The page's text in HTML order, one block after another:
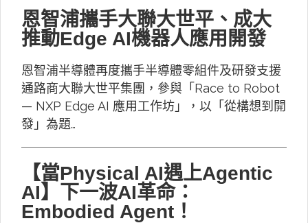
恩智浦攜手大聯大世平、成大
推動Edge AI機器人應用開發
恩智浦半導體再度攜手半導體零組件及研發支援
通路商大聯大世平集團，參與「Race to Robot
— NXP Edge AI 應用工作坊」，以「從構想到開
發」為題…
【當Physical AI遇上Agentic
AI】下一波AI革命：
Embodied Agent！